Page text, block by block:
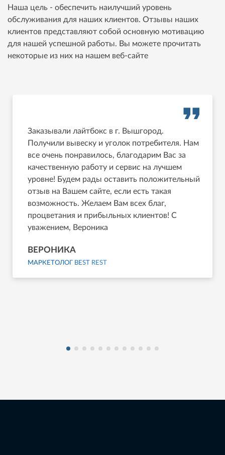
Наша цель - обеспечить наилучший уровень
обслуживания для наших клиентов. Отзывы наших
клиентов представляют собой основную мотивацию
для нашей успешной работы. Вы можете прочитать
некоторые из них на нашем веб-сайте
Заказывали лайтбокс в г. Вышгород.
Получили вывеску и уголок потребителя. Нам
все очень понравилось, благодарим Вас за
качественную работу и сервис на лучшем
уровне! Будем рады оставить положительный
отзыв на Вашем сайте, если есть такая
возможность. Желаем Вам всех благ,
процветания и прибыльных клиентов! С
уважением, Вероника
ВЕРОНИКА
МАРКЕТОЛОГ BEST REST